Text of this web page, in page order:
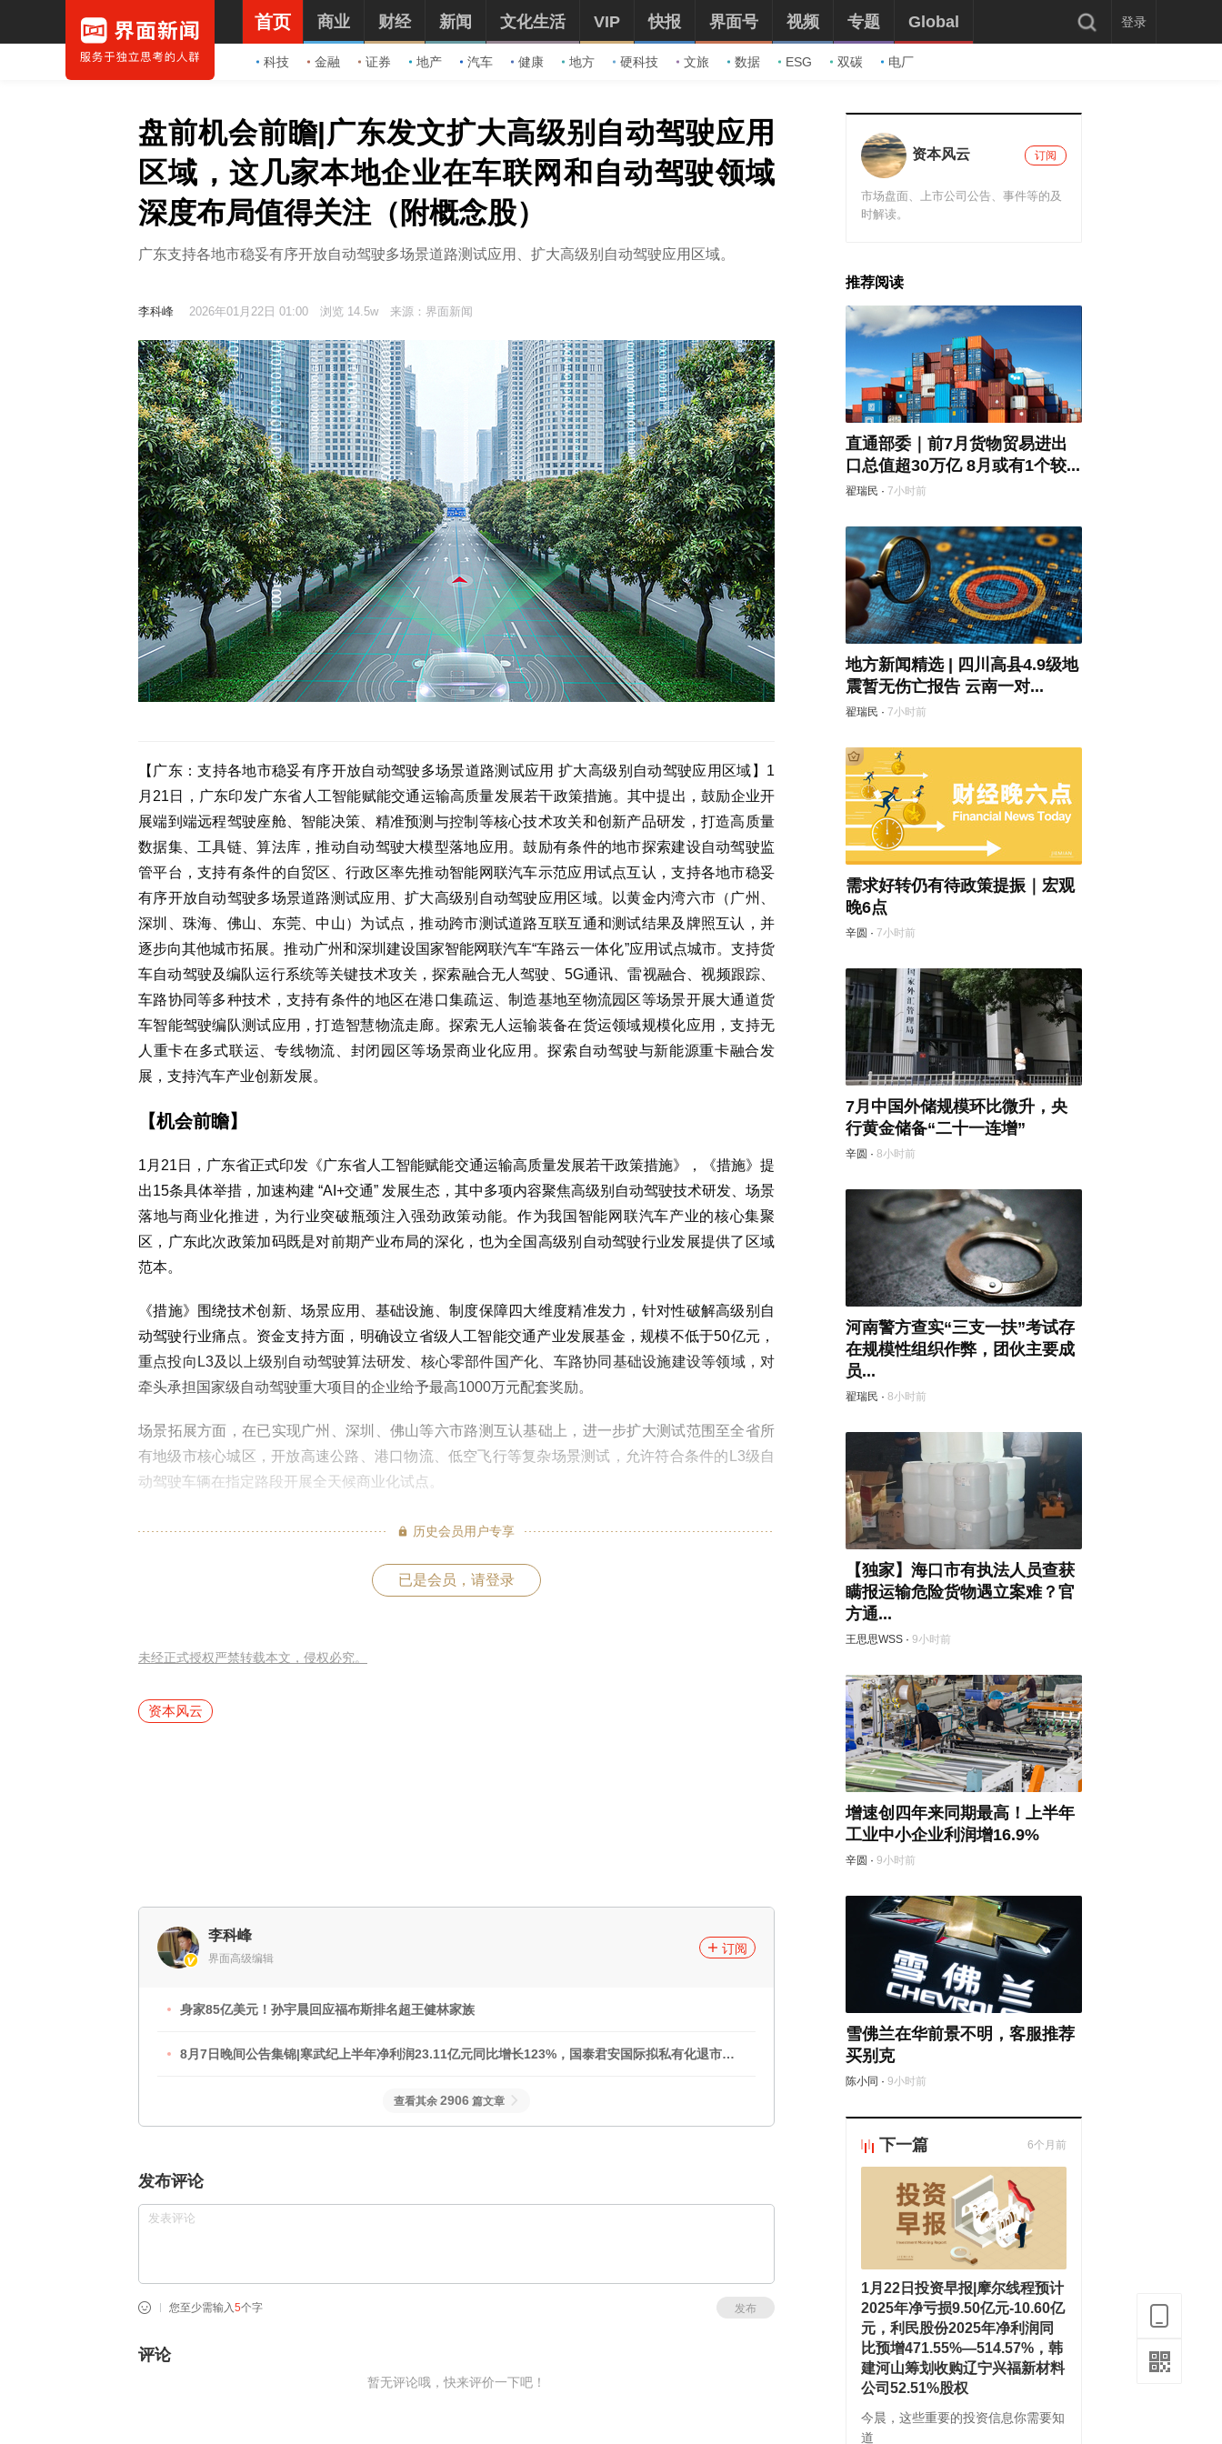
首页
科技 金融 证券 地产 汽车 健康 地方 硬科技 文旅 数据 ESG 双碳 电厂
商业 财经 新闻 文化生活 VIP 快报 界面号 视频 专题 Global 登录
盘前机会前瞻|广东发文扩大高级别自动驾驶应用
区域，这几家本地企业在车联网和自动驾驶领域
深度布局值得关注（附概念股）
广东支持各地市稳妥有序开放自动驾驶多场景道路测试应用、扩大高级别自动驾驶应用区域。
李科峰 2026年01月22日 01:00 浏览 14.5w 来源：界面新闻
【广东：支持各地市稳妥有序开放自动驾驶多场景道路测试应用 扩大高级别自动驾驶应用区域】1
月21日，广东印发广东省人工智能赋能交通运输高质量发展若干政策措施。其中提出，鼓励企业开
展端到端远程驾驶座舱、智能决策、精准预测与控制等核心技术攻关和创新产品研发，打造高质量
数据集、工具链、算法库，推动自动驾驶大模型落地应用。鼓励有条件的地市探索建设自动驾驶监
管平台，支持有条件的自贸区、行政区率先推动智能网联汽车示范应用试点互认，支持各地市稳妥
有序开放自动驾驶多场景道路测试应用、扩大高级别自动驾驶应用区域。以黄金内湾六市（广州、
深圳、珠海、佛山、东莞、中山）为试点，推动跨市测试道路互联互通和测试结果及牌照互认，并
逐步向其他城市拓展。推动广州和深圳建设国家智能网联汽车“车路云一体化”应用试点城市。支持货
车自动驾驶及编队运行系统等关键技术攻关，探索融合无人驾驶、5G通讯、雷视融合、视频跟踪、
车路协同等多种技术，支持有条件的地区在港口集疏运、制造基地至物流园区等场景开展大通道货
车智能驾驶编队测试应用，打造智慧物流走廊。探索无人运输装备在货运领域规模化应用，支持无
人重卡在多式联运、专线物流、封闭园区等场景商业化应用。探索自动驾驶与新能源重卡融合发
展，支持汽车产业创新发展。
【机会前瞻】
1月21日，广东省正式印发《广东省人工智能赋能交通运输高质量发展若干政策措施》，《措施》提
出15条具体举措，加速构建 “AI+交通” 发展生态，其中多项内容聚焦高级别自动驾驶技术研发、场景
落地与商业化推进，为行业突破瓶颈注入强劲政策动能。作为我国智能网联汽车产业的核心集聚
区，广东此次政策加码既是对前期产业布局的深化，也为全国高级别自动驾驶行业发展提供了区域
范本。
《措施》围绕技术创新、场景应用、基础设施、制度保障四大维度精准发力，针对性破解高级别自
动驾驶行业痛点。资金支持方面，明确设立省级人工智能交通产业发展基金，规模不低于50亿元，
重点投向L3及以上级别自动驾驶算法研发、核心零部件国产化、车路协同基础设施建设等领域，对
牵头承担国家级自动驾驶重大项目的企业给予最高1000万元配套奖励。
场景拓展方面，在已实现广州、深圳、佛山等六市路测互认基础上，进一步扩大测试范围至全省所
有地级市核心城区，开放高速公路、港口物流、低空飞行等复杂场景测试，允许符合条件的L3级自
动驾驶车辆在指定路段开展全天候商业化试点。
历史会员用户专享
已是会员，请登录
未经正式授权严禁转载本文，侵权必究。
资本风云
李科峰
界面高级编辑
订阅
身家85亿美元！孙宇晨回应福布斯排名超王健林家族
8月7日晚间公告集锦|寒武纪上半年净利润23.11亿元同比增长123%，国泰君安国际拟私有化退市，
查看其余 2906 篇文章
发布评论
您至少需输入 5个字 发布
评论
暂无评论哦，快来评价一下吧！
资本风云 订阅
市场盘面、上市公司公告、事件等的及
时解读。
推荐阅读
直通部委｜前7月货物贸易进出
口总值超30万亿 8月或有1个较...
翟瑞民 · 7小时前
地方新闻精选 | 四川高县4.9级地
震暂无伤亡报告 云南一对...
翟瑞民 · 7小时前
需求好转仍有待政策提振｜宏观
晚6点
辛圆 · 7小时前
7月中国外储规模环比微升，央
行黄金储备“二十一连增”
辛圆 · 8小时前
河南警方查实“三支一扶”考试存
在规模性组织作弊，团伙主要成
员...
翟瑞民 · 8小时前
【独家】海口市有执法人员查获
瞒报运输危险货物遇立案难？官
方通...
王思思WSS · 9小时前
增速创四年来同期最高！上半年
工业中小企业利润增16.9%
辛圆 · 9小时前
雪佛兰在华前景不明，客服推荐
买别克
陈小同 · 9小时前
下一篇 6个月前
1月22日投资早报|摩尔线程预计
2025年净亏损9.50亿元-10.60亿
元，利民股份2025年净利润同
比预增471.55%—514.57%，韩
建河山筹划收购辽宁兴福新材料
公司52.51%股权
今晨，这些重要的投资信息你需要知
道